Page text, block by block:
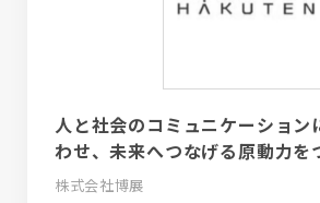
人と社会のコミュニケーション
わせ、未来へつなげる原動力を
株式会社博展